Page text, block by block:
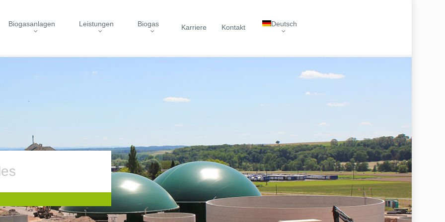
Biogasanlagen Leistungen Biogas Karriere Kontakt Deutsch